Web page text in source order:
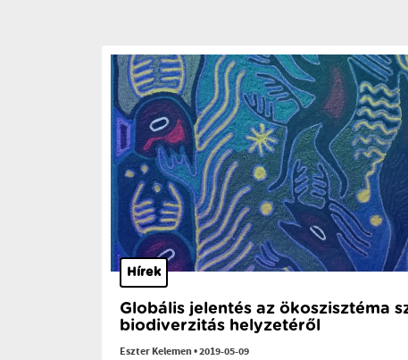
Hírek
Globális jelentés az ökoszisztéma
biodiverzitás helyzetéről
Eszter Kelemen•2019-05-09